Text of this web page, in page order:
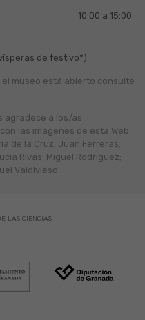
10:00 a 15:00
de festivo*)
museo está abierto consulte
agradece a los/as
las imágenes de esta Web:
de la Cruz; Juan Ferreras;
Rivas; Miguel Rodríguez;
Valdivieso.
LAS CIENCIAS